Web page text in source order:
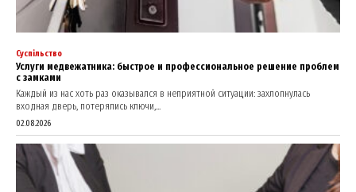
Суспільство
Услуги медвежатника: быстрое и профессиональное решение проблем
с замками
Каждый из нас хоть раз оказывался в неприятной ситуации: захлопнулась
входная дверь, потерялись ключи,...
02.08.2026